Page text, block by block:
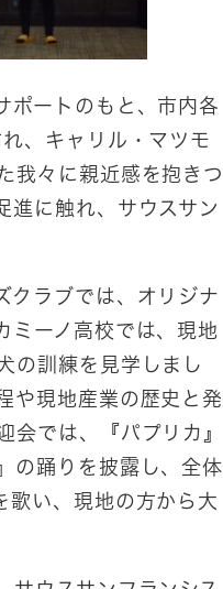
ポートのもと、市内各
、キャリル・マツモ
我々に親近感を抱きつ
進に触れ、サウスサン
クラブでは、オリジナ
ミーノ高校では、現地
の訓練を見学しまし
や現地産業の歴史と発
会では、『パプリカ』
の踊りを披露し、全体
い、現地の方から大